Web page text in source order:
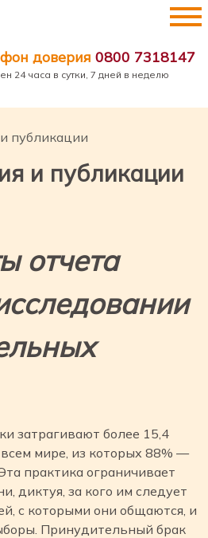
доверия 0800 7318147
24 часа в сутки, 7 дней в неделю
публикации
и публикации
отчета
затрагивают более 15,4
мире, из которых 88% —
практика ограничивает
диктуя, за кого им следует
с которыми они общаются, и
Принудительный брак